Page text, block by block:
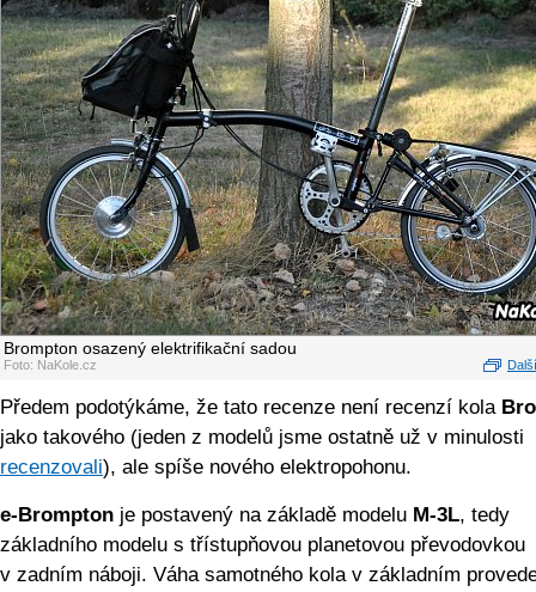
Brompton osazený elektrifikační sadou
Foto: NaKole.cz
Předem podotýkáme, že tato recenze není recenzí kola
jako takového (jeden z modelů jsme ostatně už v minulosti
recenzovali), ale spíše nového elektropohonu.
e-Brompton je postavený na základě modelu M-3L, tedy
základního modelu s třístupňovou planetovou převodovkou
v zadním náboji. Váha samotného kola v základním